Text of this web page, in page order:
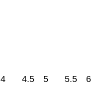
4 4.5 5 5.5 6